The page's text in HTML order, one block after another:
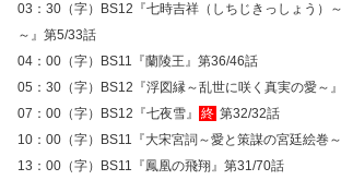
03：30（字）BS12『七時吉祥（しちじきっしょう）
～』第5/33話
04：00（字）BS11『蘭陵王』第36/46話
05：30（字）BS12『浮図縁～乱世に咲く真実の愛～
07：00（字）BS12『七夜雪』
終 第32/32話
10：00（字）BS11『大宋宮詞～愛と策謀の宮廷絵巻
13：00（字）BS11『鳳凰の飛翔』第31/70話